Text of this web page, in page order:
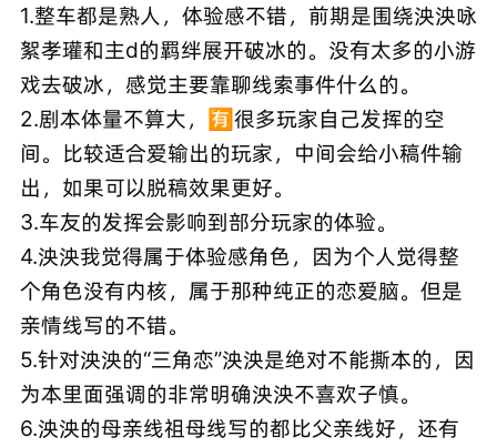
1.整车都是熟人，体验感不错，前期是围绕泱泱咏
絮孝瓘和主d的羁绊展开破冰的。没有太多的小游
戏去破冰，感觉主要靠聊线索事件什么的。
2.剧本体量不算大，🈶很多玩家自己发挥的空
间。比较适合爱输出的玩家，中间会给小稿件输
出，如果可以脱稿效果更好。
3.车友的发挥会影响到部分玩家的体验。
4.泱泱我觉得属于体验感角色，因为个人觉得整
个角色没有内核，属于那种纯正的恋爱脑。但是
亲情线写的不错。
5.针对泱泱的“三角恋”泱泱是绝对不能撕本的，因
为本里面强调的非常明确泱泱不喜欢子慎。
6.泱泱的母亲线祖母线写的都比父亲线好，还有